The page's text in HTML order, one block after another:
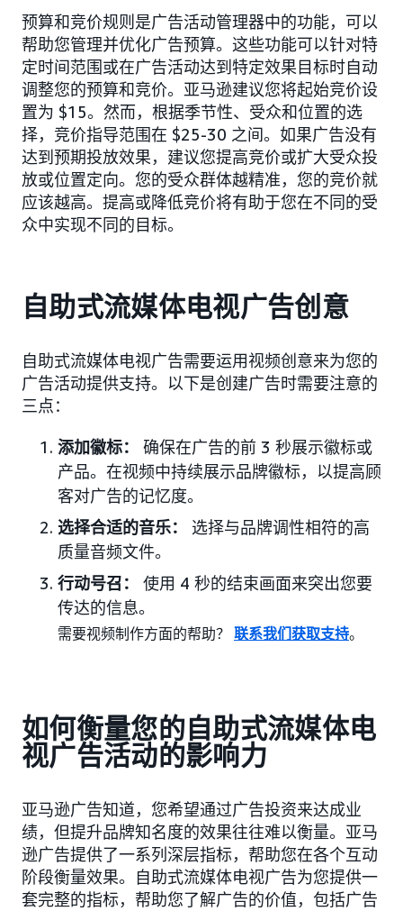
预算和竞价规则是广告活动管理器中的功能，可以
帮助您管理并优化广告预算。这些功能可以针对特
定时间范围或在广告活动达到特定效果目标时自动
调整您的预算和竞价。亚马逊建议您将起始竞价设
置为 $15。然而，根据季节性、受众和位置的选
择，竞价指导范围在 $25-30 之间。如果广告没有
达到预期投放效果，建议您提高竞价或扩大受众投
放或位置定向。您的受众群体越精准，您的竞价就
应该越高。提高或降低竞价将有助于您在不同的受
众中实现不同的目标。
自助式流媒体电视广告创意
自助式流媒体电视广告需要运用视频创意来为您的
广告活动提供支持。以下是创建广告时需要注意的
三点：
添加徽标： 确保在广告的前 3 秒展示徽标或
产品。在视频中持续展示品牌徽标，以提高顾
客对广告的记忆度。
选择合适的音乐：
选择与品牌调性相符的高
质量音频文件。
行动号召：
使用 4 秒的结束画面来突出您要
传达的信息。
需要视频制作方面的帮助？ 联系我们获取支持。
如何衡量您的自助式流媒体电
视广告活动的影响力
亚马逊广告知道，您希望通过广告投资来达成业
绩，但提升品牌知名度的效果往往难以衡量。亚马
逊广告提供了一系列深层指标，帮助您在各个互动
阶段衡量效果。自助式流媒体电视广告为您提供一
套完整的指标，帮助您了解广告的价值，包括广告